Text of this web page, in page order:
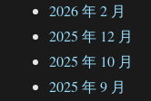
2026 年 2 月
2025 年 12 月
2025 年 10 月
2025 年 9 月